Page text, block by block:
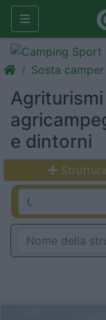
Sosta camper
e dintorni
Struttura